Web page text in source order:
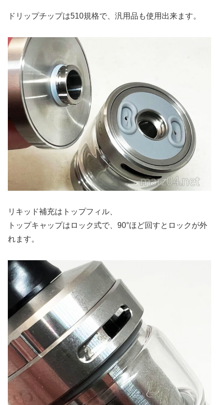
ドリップチップは510規格で、汎用品も使用出来ます。
リキッド補充はトップフィル、
トップキャップはロック式で、90°ほど回すとロックが外
れます。